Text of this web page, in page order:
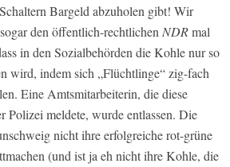
Bargeld abzuholen gibt! Wir
den öffentlich-rechtlichenNDRmal
in den Sozialbehörden die Kohle nur so
wird, indem sich „Flüchtlinge“ zig-fach
Eine Amtsmitarbeiterin, die diese
Polizei meldete, wurde entlassen. Die
nicht ihre erfolgreiche rot-grüne
(und ist ja eh nicht ihre Kohle, die